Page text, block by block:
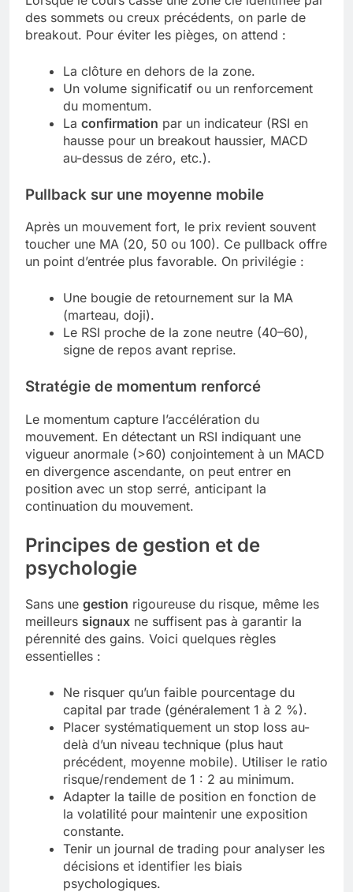
des sommets ou creux précédents, on parle de
breakout. Pour éviter les pièges, on attend :
La clôture en dehors de la zone.
Un volume significatif ou un renforcement
du momentum.
La confirmation par un indicateur (RSI en
hausse pour un breakout haussier, MACD
au-dessus de zéro, etc.).
Pullback sur une moyenne mobile
Après un mouvement fort, le prix revient souvent
toucher une MA (20, 50 ou 100). Ce pullback offre
un point d’entrée plus favorable. On privilégie :
Une bougie de retournement sur la MA
(marteau, doji).
Le RSI proche de la zone neutre (40–60),
signe de repos avant reprise.
Stratégie de momentum renforcé
Le momentum capture l’accélération du
mouvement. En détectant un RSI indiquant une
vigueur anormale (>60) conjointement à un MACD
en divergence ascendante, on peut entrer en
position avec un stop serré, anticipant la
continuation du mouvement.
Principes de gestion et de
psychologie
Sans une gestion rigoureuse du risque, même les
meilleurs signaux ne suffisent pas à garantir la
pérennité des gains. Voici quelques règles
essentielles :
Ne risquer qu’un faible pourcentage du
capital par trade (généralement 1 à 2 %).
Placer systématiquement un stop loss au-
delà d’un niveau technique (plus haut
précédent, moyenne mobile). Utiliser le ratio
risque/rendement de 1 : 2 au minimum.
Adapter la taille de position en fonction de
la volatilité pour maintenir une exposition
constante.
Tenir un journal de trading pour analyser les
décisions et identifier les biais
psychologiques.